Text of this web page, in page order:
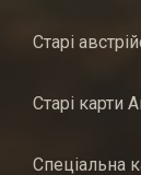
Старі
Старі карти
Спеціальна